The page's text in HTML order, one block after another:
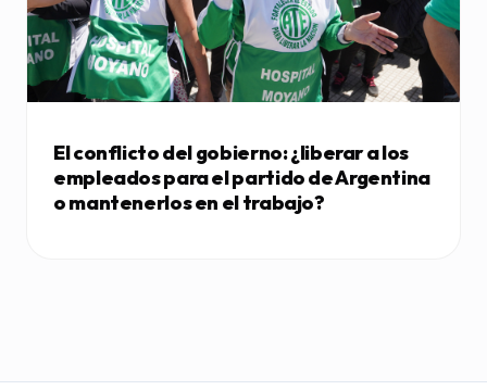
El conflicto del gobierno: ¿liberar a los
empleados para el partido de Argentina
o mantenerlos en el trabajo?